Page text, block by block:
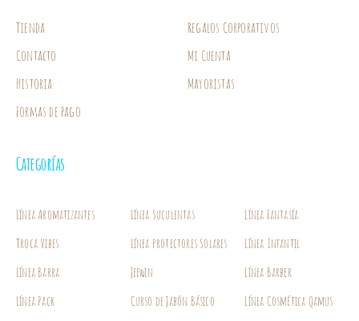
Tienda
Contacto
Historia
Formas de Pago
Regalos Corporativos
Mi Cuenta
Mayoristas
Categorías
Línea Aromatizantes
Troca Vibes
Línea Barra
Línea Pack
Línea Suculentas
Línea Protectores Solares
Jeewin
Curso de Jabón Básico
Línea Fantasía
Línea Infantil
Línea Barber
Línea Cosmética Qamus